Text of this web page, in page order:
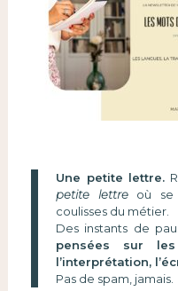
Une petite lettre.
petite lettreoù se
coulisses du métier.
Des instants de
pensées sur les
l’interprétation,
Pas de spam, jamais.